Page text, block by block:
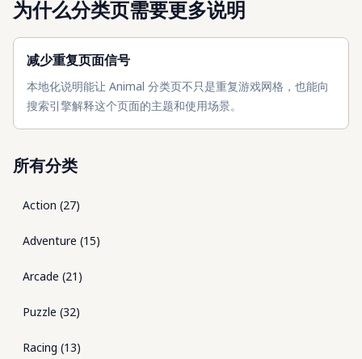
为什么分类页需要更多说明
减少重复页面信号
本地化说明能让 Animal 分类页不只是重复游戏网格，也能向
搜索引擎解释这个页面的主题和使用场景。
所有分类
Action (27)
Adventure (15)
Arcade (21 )
Puzzle (32)
Racing (13)